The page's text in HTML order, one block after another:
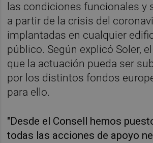
las condiciones funcionales y
a partir de la crisis del
implantadas en cualquier
público. Según explicó Soler,
que la actuación pueda ser
por los distintos fondos
para ello.
"Desde el Consell hemos
todas las acciones de apoyo